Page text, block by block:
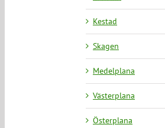
Kestad
Skagen
Medelplana
Västerplana
Österplana